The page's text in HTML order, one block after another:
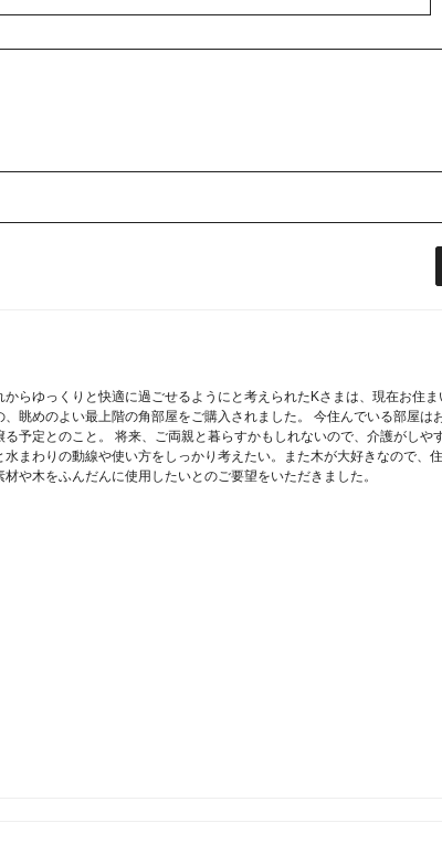
からゆっくりと快適に過ごせるようにと考えられたKさまは、現在お住ま
、眺めのよい最上階の角部屋をご購入されました。 今住んでいる部屋は
る予定とのこと。 将来、ご両親と暮らすかもしれないので、介護がしや
水まわりの動線や使い方をしっかり考えたい。また木が大好きなので、住
材や木をふんだんに使用したいとのご要望をいただきました。